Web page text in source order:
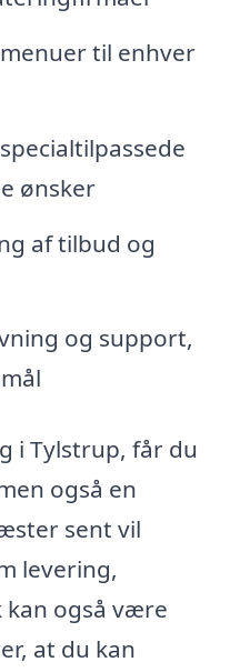
til enhver
ønsker
af tilbud og
og support,
i Tylstrup, får du
også en
sent vil
levering,
også være
at du kan